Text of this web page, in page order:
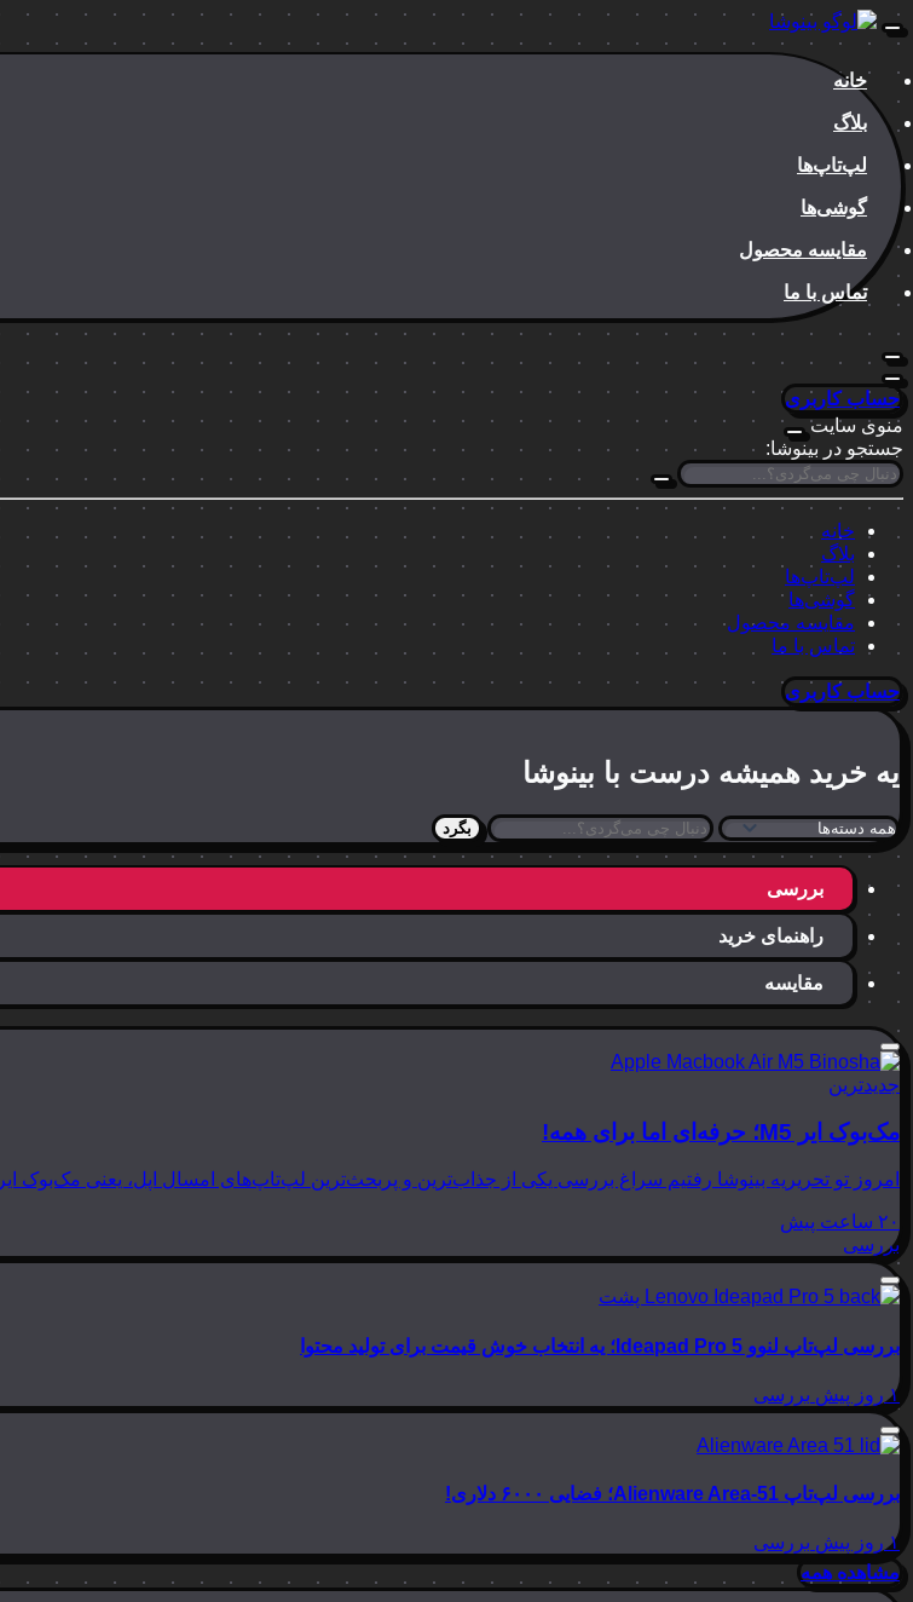
خانه
بلاگ
لپ‌تاپ‌ها
گوشی‌ها
مقایسه محصول
تماس با ما
حساب کاربری
منوی سایت
جستجو در بینوشا:
خانه
بلاگ
لپ‌تاپ‌ها
گوشی‌ها
مقایسه محصول
تماس با ما
حساب کاربری
یه خرید همیشه درست با بینوشا
بگرد
بررسی
راهنمای خرید
مقایسه
جدیدترین
مک‌بوک ایر M5؛ حرفه‌ای اما برای همه!
امروز تو تحریریه بینوشا رفتیم سراغ بررسی یکی از جذاب‌ترین و پربحث‌ترین لپ‌تاپ‌های امسال اپل، یعنی مک‌بوک ایر M5. اپل با معرفی پردازنده‌های سری M5 دوباره گرد و خاک به…
۲۰ ساعت پیش
بررسی
بررسی لپ‌تاپ لنوو Ideapad Pro 5؛ یه انتخاب خوش قیمت برای تولید محتوا
۱ روز پیش بررسی
بررسی لپ‌تاپ Alienware Area-51؛ فضایی ۶۰۰۰ دلاری!
۱ روز پیش
بررسی
مشاهده همه